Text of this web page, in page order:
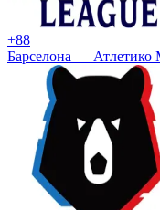
+88
Барселона — Атлетико